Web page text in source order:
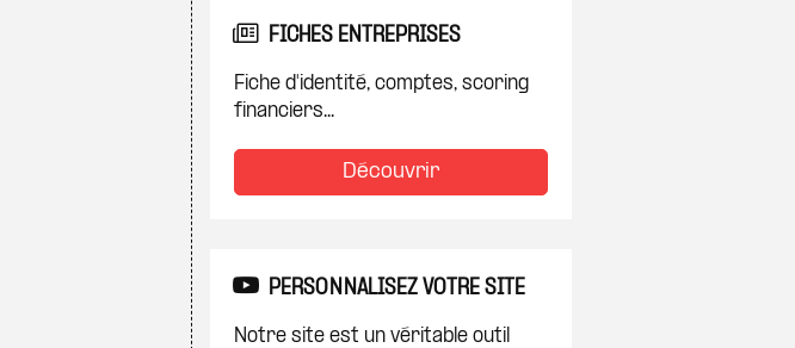
FICHES ENTREPRISES
Fiche d'identité, comptes, scoring
financiers...
Découvrir
PERSONNALISEZ VOTRE SITE
Notre site est un véritable outil